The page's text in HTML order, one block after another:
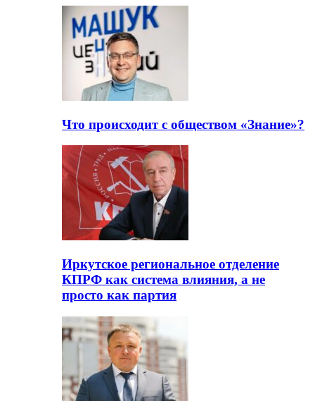
Что происходит с обществом «Знание»?
Иркутское региональное отделение
КПРФ как система влияния, а не
просто как партия